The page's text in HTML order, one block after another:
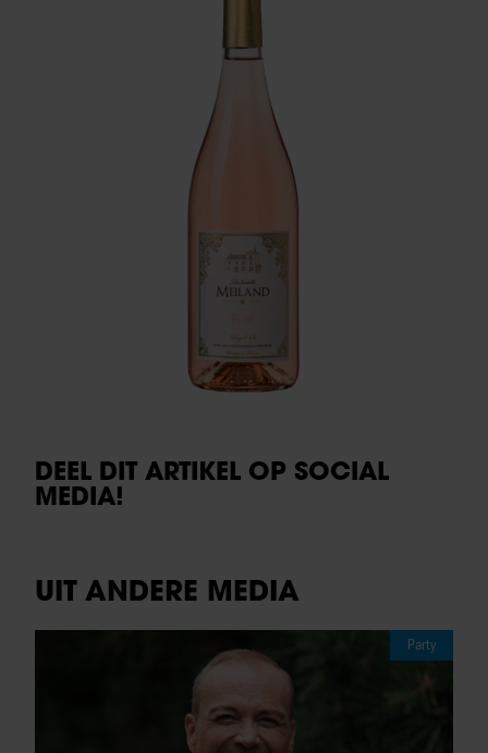
DEEL DIT ARTIKEL OP SOCIAL
MEDIA!
UIT ANDERE MEDIA
Party